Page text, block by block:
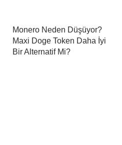
Monero Neden Düşüyor?
Maxi Doge Token Daha İyi
Bir Alternatif Mi?